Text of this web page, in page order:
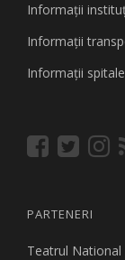
Informaţii
Informaţii
Informaţii
PARTENERI
Teatrul National